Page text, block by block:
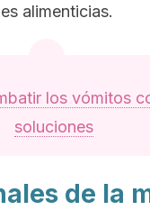
alimenticias.
los vómitos
soluciones
de la